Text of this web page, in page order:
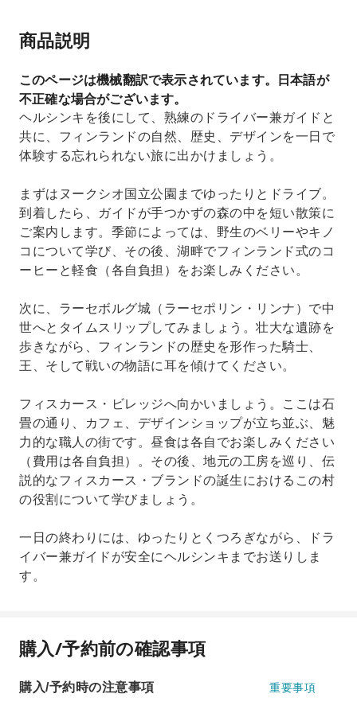
商品説明
このページは機械翻訳で表示されています。日本語が
不正確な場合がございます。
ヘルシンキを後にして、熟練のドライバー兼ガイドと
共に、フィンランドの自然、歴史、デザインを一日で
体験する忘れられない旅に出かけましょう。
まずはヌークシオ国立公園までゆったりとドライブ。
到着したら、ガイドが手つかずの森の中を短い散策に
ご案内します。季節によっては、野生のベリーやキノ
コについて学び、その後、湖畔でフィンランド式のコ
ーヒーと軽食（各自負担）をお楽しみください。
次に、ラーセボルグ城（ラーセポリン・リンナ）で中
世へとタイムスリップしてみましょう。壮大な遺跡を
歩きながら、フィンランドの歴史を形作った騎士、
王、そして戦いの物語に耳を傾けてください。
フィスカース・ビレッジへ向かいましょう。ここは石
畳の通り、カフェ、デザインショップが立ち並ぶ、魅
力的な職人の街です。昼食は各自でお楽しみください
（費用は各自負担）。その後、地元の工房を巡り、伝
説的なフィスカース・ブランドの誕生におけるこの村
の役割について学びましょう。
一日の終わりには、ゆったりとくつろぎながら、ドラ
イバー兼ガイドが安全にヘルシンキまでお送りしま
す。
購入/予約前の確認事項
購入/予約時の注意事項 重要事項